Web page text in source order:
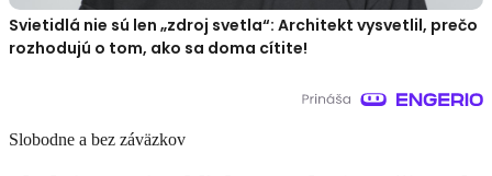
Svietidlá nie sú len „zdroj svetla“: Architekt vysvetlil, prečo
rozhodujú o tom, ako sa doma cítite!
Slobodne a bez záväzkov